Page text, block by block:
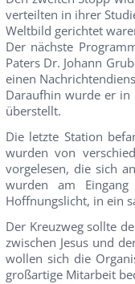
verteilten in ihrer
Weltbild gerichtet
Der nächste
Paters Dr. Johann
einen
Daraufhin wurde er in
überstellt.
Die letzte Station
wurden von
vorgelesen, die sich
wurden am
Hoffnungslicht, in ein
Der Kreuzweg sollte
zwischen Jesus und
wollen sich die
großartige Mitarbeit